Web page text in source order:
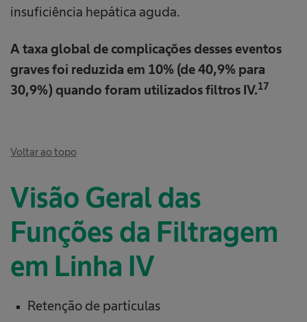
insuficiência hepática aguda.
A taxa global de complicações desses eventos
graves foi reduzida em 10% (de 40,9% para
30,9%) quando foram utilizados filtros IV.17
Voltar ao topo
Visão Geral das
Funções da Filtragem
em Linha IV
Retenção de partículas